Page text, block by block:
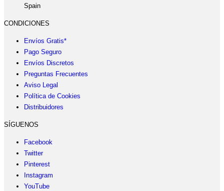
Spain
CONDICIONES
Envíos Gratis*
Pago Seguro
Envíos Discretos
Preguntas Frecuentes
Aviso Legal
Política de Cookies
Distribuidores
SÍGUENOS
Facebook
Twitter
Pinterest
Instagram
YouTube